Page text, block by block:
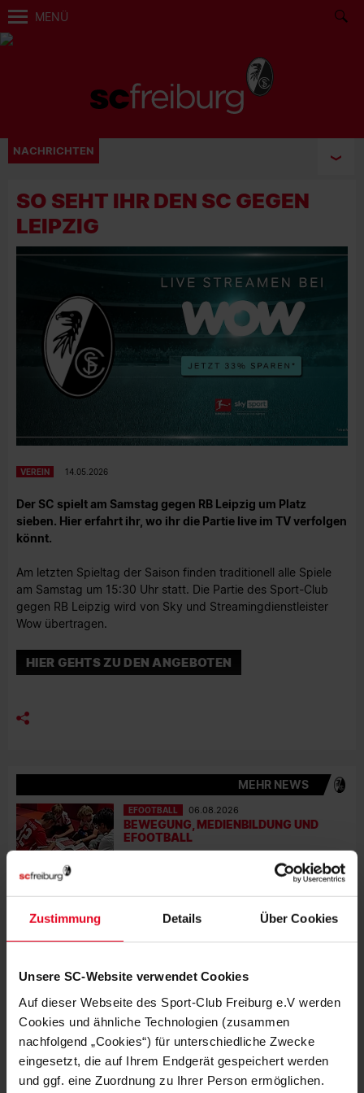
Zustimmung Details Über Cookies
Unsere SC-Website verwendet Cookies
Auf dieser Webseite des Sport-Club Freiburg e.V werden
Cookies und ähnliche Technologien (zusammen
nachfolgend „Cookies“) für unterschiedliche Zwecke
eingesetzt, die auf Ihrem Endgerät gespeichert werden
und ggf. eine Zuordnung zu Ihrer Person ermöglichen.
MENÜ
NACHRICHTEN
SO SEHT IHR DEN SC GEGEN
LEIPZIG
VEREIN 14.05.2026
Der SC spielt am Samstag gegen RB Leipzig um Platz
sieben. Hier erfahrt ihr, wo ihr die Partie live im TV verfolgen
könnt.
Am letzten Spieltag der Saison finden traditionell alle Spiele
am Samstag um 15:30 Uhr statt. Die Partie des Sport-Club
gegen RB Leipzig wird von Sky und Streamingdienstleister
Wow übertragen.
HIER GEHTS ZU DEN ANGEBOTEN
MEHR NEWS
EFOOTBALL 06.08.2026
BEWEGUNG, MEDIENBILDUNG UND
EFOOTBALL
JUBILÄUMSABEND MIT STREICH UND
SCHUHPLATTLERN
PHILIPP LIENHART IM PODCAST-
INTERVIEW
29.07.2026
IN ERINNERUNG AN FRANZ-KARL
OPITZ: DER BEGINN EINER LIEBE